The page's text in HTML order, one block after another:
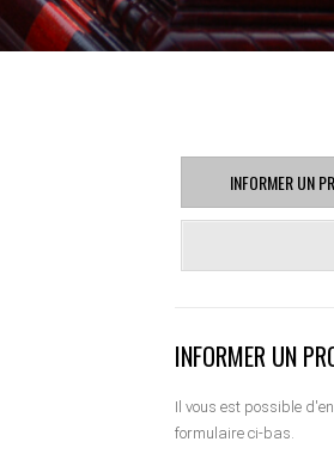
INFORMER UN
INFORMER UN
Il vous est possible
formulaire ci-bas.